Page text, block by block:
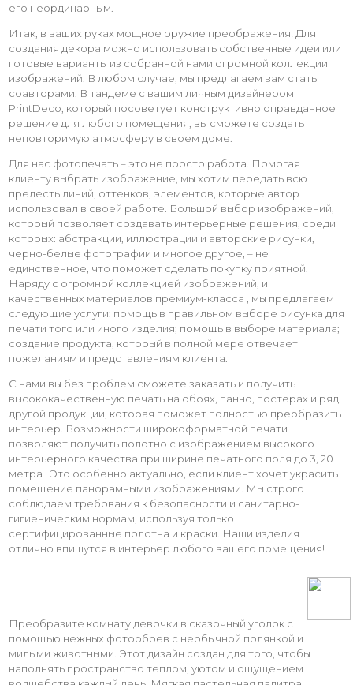
его неординарным.
Итак, в ваших руках мощное оружие преображения! Для
создания декора можно использовать собственные идеи или
готовые варианты из собранной нами огромной коллекции
изображений. В любом случае, мы предлагаем вам стать
соавторами. В тандеме с вашим личным дизайнером
PrintDeco, который посоветует конструктивно оправданное
решение для любого помещения, вы сможете создать
неповторимую атмосферу в своем доме.
Для нас фотопечать – это не просто работа. Помогая
клиенту выбрать изображение, мы хотим передать всю
прелесть линий, оттенков, элементов, которые автор
использовал в своей работе. Большой выбор изображений,
который позволяет создавать интерьерные решения, среди
которых: абстракции, иллюстрации и авторские рисунки,
черно-белые фотографии и многое другое, – не
единственное, что поможет сделать покупку приятной.
Наряду с огромной коллекцией изображений, и
качественных материалов премиум-класса , мы предлагаем
следующие услуги: помощь в правильном выборе рисунка для
печати того или иного изделия; помощь в выборе материала;
создание продукта, который в полной мере отвечает
пожеланиям и представлениям клиента.
С нами вы без проблем сможете заказать и получить
высококачественную печать на обоях, панно, постерах и ряд
другой продукции, которая поможет полностью преобразить
интерьер. Возможности широкоформатной печати
позволяют получить полотно с изображением высокого
интерьерного качества при ширине печатного поля до 3, 20
метра . Это особенно актуально, если клиент хочет украсить
помещение панорамными изображениями. Мы строго
соблюдаем требования к безопасности и санитарно-
гигиеническим нормам, используя только
сертифицированные полотна и краски. Наши изделия
отлично впишутся в интерьер любого вашего помещения!
Преобразите комнату девочки в сказочный уголок с
помощью нежных фотообоев с необычной полянкой и
милыми животными. Этот дизайн создан для того, чтобы
наполнять пространство теплом, уютом и ощущением